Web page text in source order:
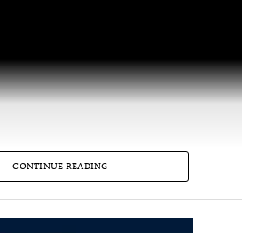
CONTINUE READING